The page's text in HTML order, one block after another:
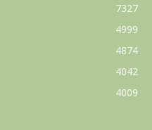
7327
4999
4874
4042
4009